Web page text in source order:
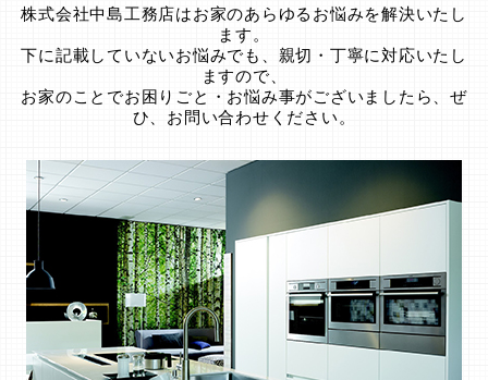
株式会社中島工務店はお家のあらゆるお悩みを解決いたし
ます。
下に記載していないお悩みでも、親切・丁寧に対応いたし
ますので、
お家のことでお困りごと・お悩み事がございましたら、ぜ
ひ、お問い合わせください。